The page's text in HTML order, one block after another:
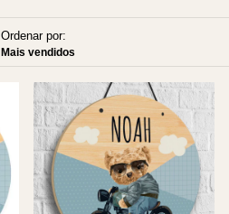
Ordenar por:
Mais vendidos